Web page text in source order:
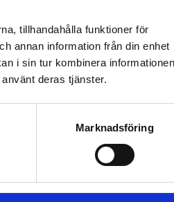
tillhandahålla funktioner för
annan information från din enhet
i sin tur kombinera informationen
deras tjänster.
Marknadsföring